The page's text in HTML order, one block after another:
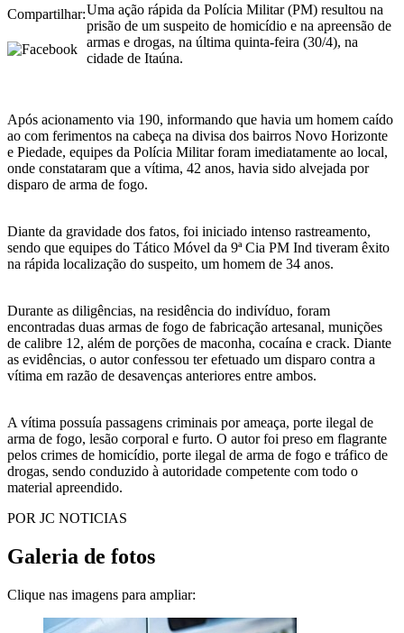
Compartilhar:Uma ação rápida da Polícia Militar (PM) resultou na
prisão de um suspeito de homicídio e na apreensão de
armas e drogas, na última quinta-feira (30/4), na
cidade de Itaúna.
Após acionamento via 190, informando que havia um homem caído
ao com ferimentos na cabeça na divisa dos bairros Novo Horizonte
e Piedade, equipes da Polícia Militar foram imediatamente ao local,
onde constataram que a vítima, 42 anos, havia sido alvejada por
disparo de arma de fogo.
Diante da gravidade dos fatos, foi iniciado intenso rastreamento,
sendo que equipes do Tático Móvel da 9ª Cia PM Ind tiveram êxito
na rápida localização do suspeito, um homem de 34 anos.
Durante as diligências, na residência do indivíduo, foram
encontradas duas armas de fogo de fabricação artesanal, munições
de calibre 12, além de porções de maconha, cocaína e crack. Diante
as evidências, o autor confessou ter efetuado um disparo contra a
vítima em razão de desavenças anteriores entre ambos.
A vítima possuía passagens criminais por ameaça, porte ilegal de
arma de fogo, lesão corporal e furto. O autor foi preso em flagrante
pelos crimes de homicídio, porte ilegal de arma de fogo e tráfico de
drogas, sendo conduzido à autoridade competente com todo o
material apreendido.
POR JC NOTICIAS
Galeria de fotos
Clique nas imagens para ampliar: